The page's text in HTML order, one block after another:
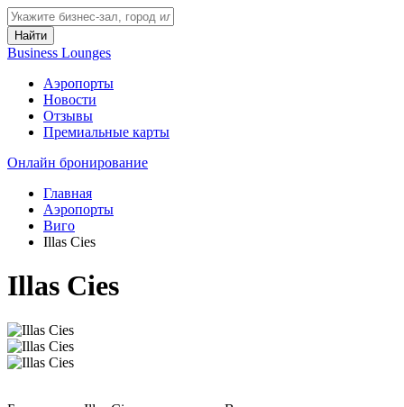
Найти
Business Lounges
Аэропорты
Новости
Отзывы
Премиальные карты
Онлайн бронирование
Главная
Аэропорты
Виго
Illas Cies
Illas Cies